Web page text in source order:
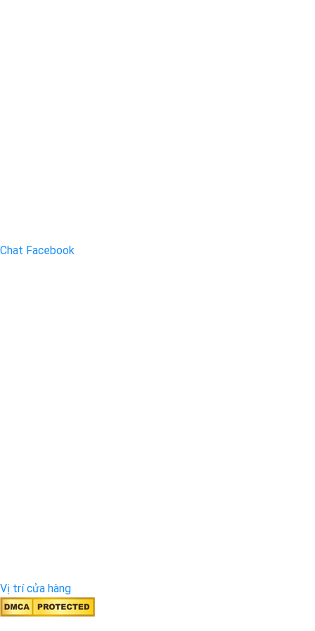
Chat Facebook
Vị trí cửa hàng